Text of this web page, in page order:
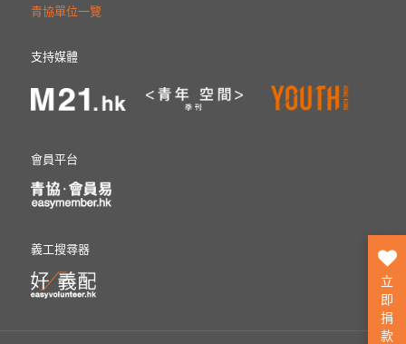
青協單位一覽
支持媒體
會員平台
義工搜尋器
立
即
捐
款